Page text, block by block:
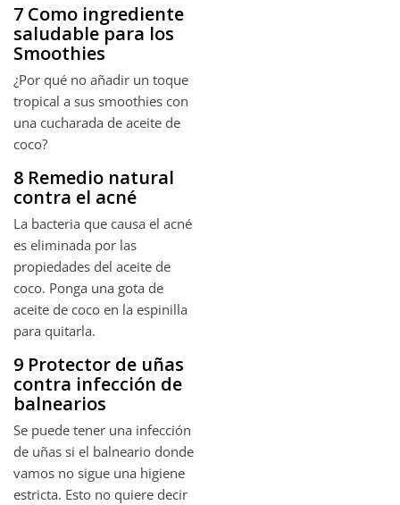
7 Como ingrediente
saludable para los
Smoothies
¿Por qué no añadir un toque
tropical a sus smoothies con
una cucharada de aceite de
coco?
8 Remedio natural
contra el acné
La bacteria que causa el acné
es eliminada por las
propiedades del aceite de
coco. Ponga una gota de
aceite de coco en la espinilla
para quitarla.
9 Protector de uñas
contra infección de
balnearios
Se puede tener una infección
de uñas si el balneario donde
vamos no sigue una higiene
estricta. Esto no quiere decir